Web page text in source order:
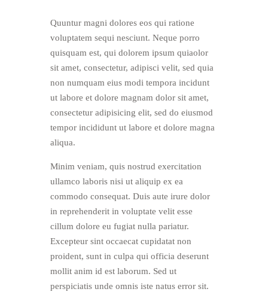
Quuntur magni dolores eos qui ratione
voluptatem sequi nesciunt. Neque porro
quisquam est, qui dolorem ipsum quiaolor
sit amet, consectetur, adipisci velit, sed quia
non numquam eius modi tempora incidunt
ut labore et dolore magnam dolor sit amet,
consectetur adipisicing elit, sed do eiusmod
tempor incididunt ut labore et dolore magna
aliqua.
Minim veniam, quis nostrud exercitation
ullamco laboris nisi ut aliquip ex ea
commodo consequat. Duis aute irure dolor
in reprehenderit in voluptate velit esse
cillum dolore eu fugiat nulla pariatur.
Excepteur sint occaecat cupidatat non
proident, sunt in culpa qui officia deserunt
mollit anim id est laborum. Sed ut
perspiciatis unde omnis iste natus error sit.